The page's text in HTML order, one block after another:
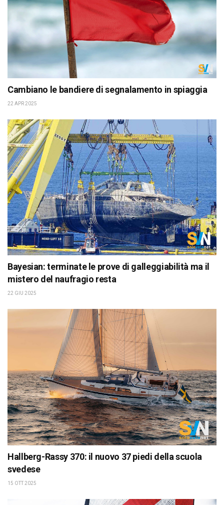
Cambiano le bandiere di segnalamento in spiaggia
22 APR 2025
Bayesian: terminate le prove di galleggiabilità ma il
mistero del naufragio resta
22 GIU 2025
Hallberg-Rassy 370: il nuovo 37 piedi della scuola
svedese
15 OTT 2025